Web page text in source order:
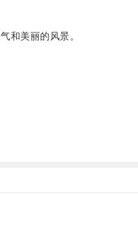
和美丽的风景。